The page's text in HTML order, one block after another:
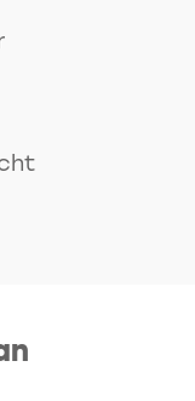
lopen
niet
week
om
zoals
dit lijstje,